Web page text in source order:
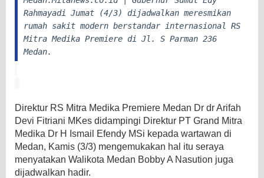
Rahmayadi Jumat (4/3) dijadwalkan meresmikan
rumah sakit modern berstandar internasional RS
Mitra Medika Premiere di Jl. S Parman 236
Medan.
Direktur RS Mitra Medika Premiere Medan Dr dr Arifah
Devi Fitriani MKes didampingi Direktur PT Grand Mitra
Medika Dr H Ismail Efendy MSi kepada wartawan di
Medan, Kamis (3/3) mengemukakan hal itu seraya
menyatakan Walikota Medan Bobby A Nasution juga
dijadwalkan hadir.